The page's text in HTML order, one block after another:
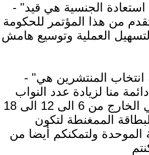
- "أولا، كون عملية استعادة الجنسية هي قيد
من هذا المؤتمر للحكومة
العملية وتوسيع هامش
- "ثانيا، كون عملية انتخاب المنتشرين هي
منا لزيادة عدد النواب
الممثلين لكم في الخارج من 6 الى 12 الى 18
الممغنطة لتكون
الموحدة ولتمكنكم أيضا من